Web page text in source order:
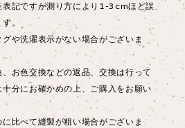
表記ですが測り方により1-3cmほど誤
す。
グや洗濯表示がない場合がございま
お色交換などの返品、交換は行って
分にお確かめの上、ご購入をお願い
比べて縫製が粗い場合がございま